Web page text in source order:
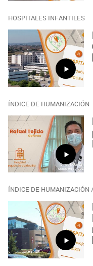
HOSPITALES INFANTILES
ÍNDICE DE HUMANIZACIÓN
ÍNDICE DE HUMANIZACIÓN